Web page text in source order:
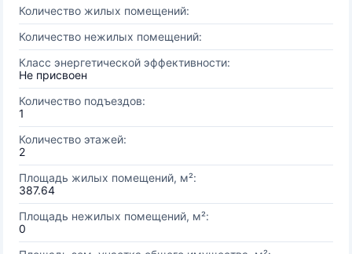
Количество жилых помещений:
Количество нежилых помещений:
Класс энергетической эффективности:
Не присвоен
Количество подъездов:
1
Количество этажей:
2
Площадь жилых помещений, м²:
387.64
Площадь нежилых помещений, м²:
0